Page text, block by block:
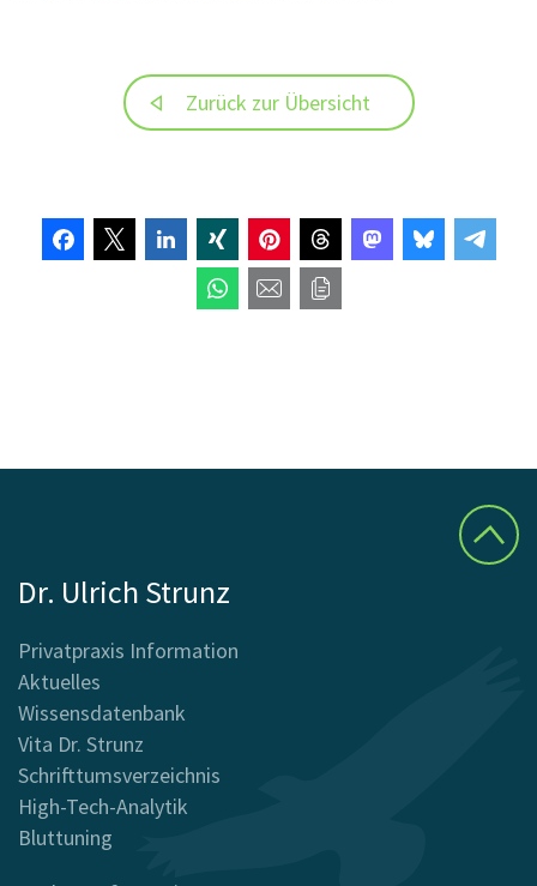
Zurück zur Übersicht
Dr. Ulrich Strunz
Privatpraxis Information
Aktuelles
Wissensdatenbank
Vita Dr. Strunz
Schrifttumsverzeichnis
High-Tech-Analytik
Bluttuning